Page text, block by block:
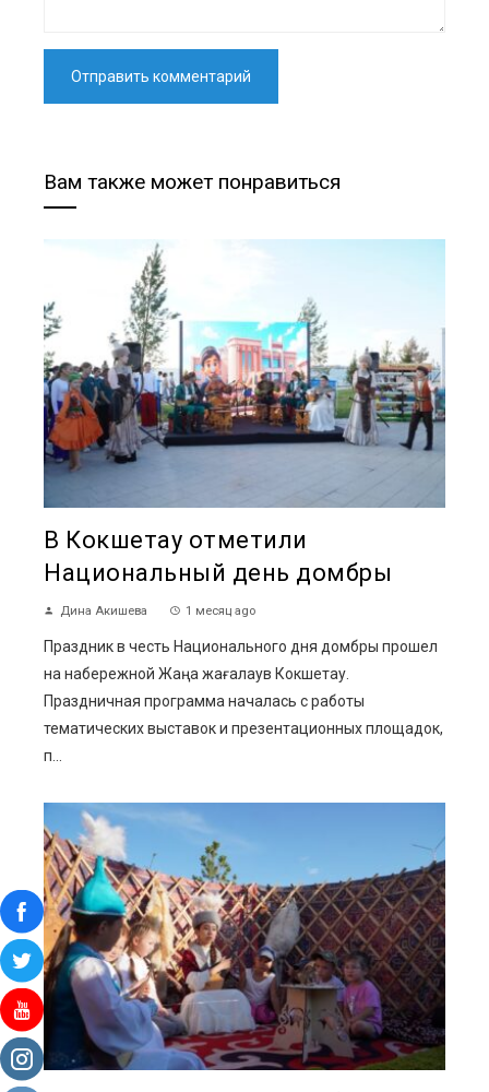
Вам также может понравиться
В Кокшетау отметили
Национальный день домбры
Дина Акишева 1 месяц ago
Праздник в честь Национального дня домбры прошел
на набережной Жаңа жағалаув Кокшетау.
Праздничная программа началась с работы
тематических выставок и презентационных площадок,
п...